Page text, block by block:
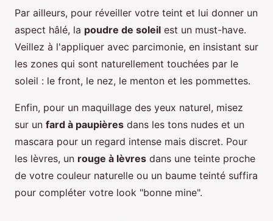
Par ailleurs, pour réveiller votre teint et lui donner un
aspect hâlé, la poudre de soleil est un must-have.
Veillez à l'appliquer avec parcimonie, en insistant sur
les zones qui sont naturellement touchées par le
soleil : le front, le nez, le menton et les pommettes.
Enfin, pour un maquillage des yeux naturel, misez
sur un fard à paupières dans les tons nudes et un
mascara pour un regard intense mais discret. Pour
les lèvres, un rouge à lèvres dans une teinte proche
de votre couleur naturelle ou un baume teinté suffira
pour compléter votre look "bonne mine".